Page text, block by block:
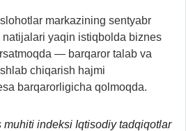
markazining sentyabr
natijalari yaqin istiqbolda biznes
— barqaror talab va
chiqarish hajmi
barqarorligicha qolmoqda.
muhiti indeksi Iqtisodiy tadqiqotlar